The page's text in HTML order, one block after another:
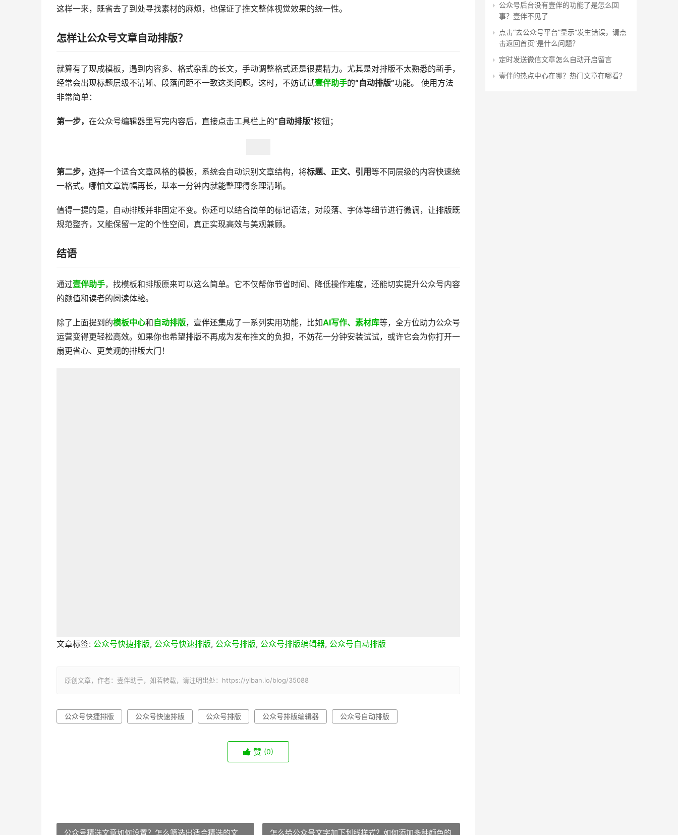
这样一来，既省去了到处寻找素材的麻烦，也保证了推文整体视觉效果的统一性。
怎样让公众号文章自动排版？
就算有了现成模板，遇到内容多、格式杂乱的长文，手动调整格式还是很费精力。尤其是对排版不太熟悉的新手，
经常会出现标题层级不清晰、段落间距不一致这类问题。这时，不妨试试壹伴助手的“自动排版”功能。 使用方法
非常简单：
第一步， 在公众号编辑器里写完内容后，直接点击工具栏上的“自动排版”按钮；
第二步， 选择一个适合文章风格的模板，系统会自动识别文章结构，将标题、正文、引用等不同层级的内容快速统
一格式。哪怕文章篇幅再长，基本一分钟内就能整理得条理清晰。
值得一提的是，自动排版并非固定不变。你还可以结合简单的标记语法，对段落、字体等细节进行微调，让排版既
规范整齐，又能保留一定的个性空间，真正实现高效与美观兼顾。
结语
通过壹伴助手，找模板和排版原来可以这么简单。它不仅帮你节省时间、降低操作难度，还能切实提升公众号内容
的颜值和读者的阅读体验。
除了上面提到的模板中心和自动排版，壹伴还集成了一系列实用功能，比如AI写作、素材库等，全方位助力公众号
运营变得更轻松高效。如果你也希望排版不再成为发布推文的负担，不妨花一分钟安装试试，或许它会为你打开一
扇更省心、更美观的排版大门！
文章标签: 公众号快捷排版, 公众号快速排版, 公众号排版, 公众号排版编辑器, 公众号自动排版
原创文章，作者：壹伴助手，如若转载，请注明出处：https://yiban.io/blog/35088
公众号快捷排版 公众号快速排版 公众号排版 公众号排版编辑器 公众号自动排版
赞 (0)
公众号精选文章如何设置？怎么筛选出适合精选的文 怎么给公众号文字加下划线样式？如何添加多种颜色的
公众号后台没有壹伴的功能了是怎么回
事？壹伴不见了
点击“去公众号平台”显示“发生错误，请点
击返回首页”是什么问题？
定时发送微信文章怎么自动开启留言
壹伴的热点中心在哪？热门文章在哪看？